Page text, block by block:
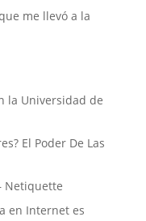
me llevó a la
la Universidad de
El Poder De Las
Netiquette
en Internet es